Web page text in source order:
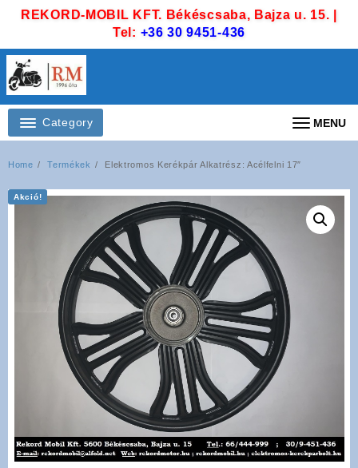
REKORD-MOBIL KFT. Békéscsaba, Bajza u. 15. |
Tel: +36 30 9451-436
Category MENU
Home Termékek Elektromos Kerékpár Alkatrész: Acélfelni 17″
Akció!